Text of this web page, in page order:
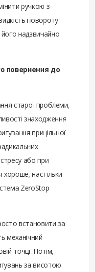
ручкою з
повороту
його надзвичайно
повернення до
старої проблеми,
знаходження
прицільної
або при
хороше, настільки
ZeroStop
встановити за
механічний
точці. Потім,
за висотою